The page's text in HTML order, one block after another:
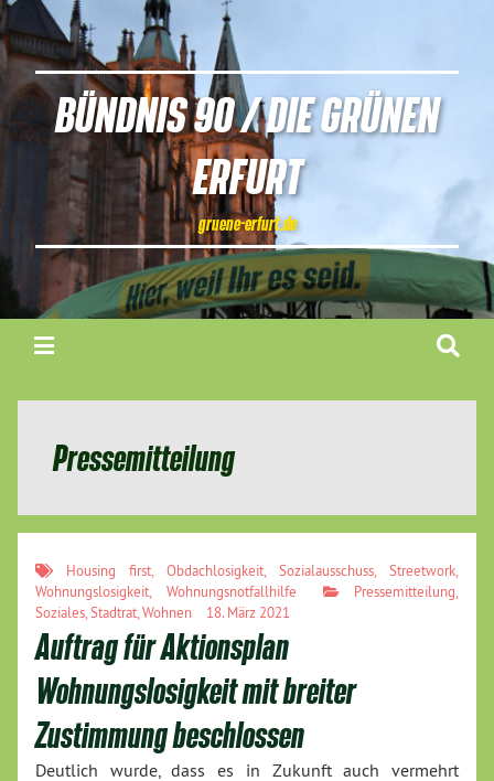
BÜNDNIS 90 / DIE GRÜNEN
ERFURT
gruene-erfurt.de
Pressemitteilung
Housing first, Obdachlosigkeit, Sozialausschuss, Streetwork,
Wohnungslosigkeit, Wohnungsnotfallhilfe Pressemitteilung,
Soziales,Stadtrat,Wohnen 18. März 2021
Auftrag für Aktionsplan
Wohnungslosigkeit mit breiter
Zustimmung beschlossen
Deutlich wurde, dass es in Zukunft auch vermehrt